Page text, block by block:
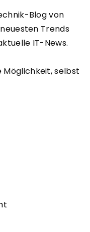
Blog von
Trends
IT-News.
Möglichkeit, selbst